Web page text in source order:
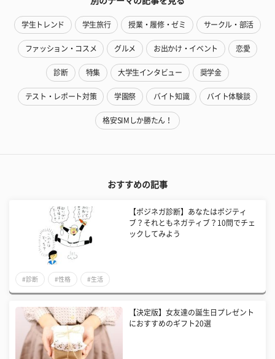
学生トレンド 学生旅行 授業・履修・ゼミ サークル・部活
ファッション・コスメ グルメ お出かけ・イベント 恋愛
診断 特集 大学生インタビュー 奨学金
テスト・レポート対策 学園祭 バイト知識 バイト体験談
格安SIMしか勝たん！
おすすめの記事
【ポジネガ診断】あなたはポジティ
ブ？それともネガティブ？10問でチェ
ックしてみよう
#診断 #性格 #生活
【決定版】女友達の誕生日プレゼント
におすすめのギフト20選